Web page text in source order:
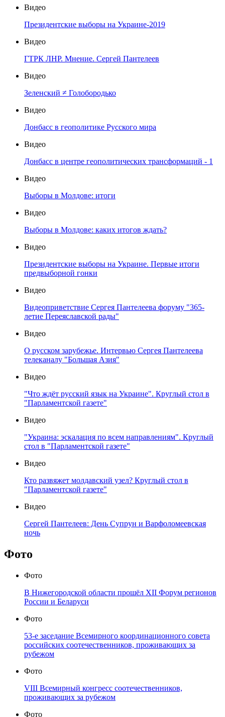
Видео
Президентские выборы на Украине-2019
Видео
ГТРК ЛНР. Мнение. Сергей Пантелеев
Видео
Зеленский ≠ Голобородько
Видео
Донбасс в геополитике Русского мира
Видео
Донбасс в центре геополитических трансформаций - 1
Видео
Выборы в Молдове: итоги
Видео
Выборы в Молдове: каких итогов ждать?
Видео
Президентские выборы на Украине. Первые итоги
предвыборной гонки
Видео
Видеоприветствие Сергея Пантелеева форуму "365-
летие Переяславской рады"
Видео
О русском зарубежье. Интервью Сергея Пантелеева
телеканалу "Большая Азия"
Видео
"Что ждёт русский язык на Украине". Круглый стол в
"Парламентской газете"
Видео
"Украина: эскалация по всем направлениям". Круглый
стол в "Парламентской газете"
Видео
Кто развяжет молдавский узел? Круглый стол в
"Парламентской газете"
Видео
Сергей Пантелеев: День Супрун и Варфоломеевская
ночь
Фото
Фото
В Нижегородской области прошёл XII Форум регионов
России и Беларуси
Фото
53-е заседание Всемирного координационного совета
российских соотечественников, проживающих за
рубежом
Фото
VIII Всемирный конгресс соотечественников,
проживающих за рубежом
Фото